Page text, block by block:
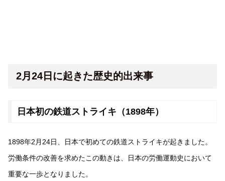
2月24日に起きた歴史的出来事
日本初の鉄道ストライキ（1898年）
1898年2月24日、日本で初めての鉄道ストライキが起きました。
労働条件の改善を求めたこの動きは、日本の労働運動史において
重要な一歩となりました。